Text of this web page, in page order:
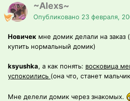
~Alexs~
Опубликовано 23 февраля,
Новичек мне домик делали на заказ
купить нормальный домик)
ksyushka, а как понять: восковица
успокоились (она что, станет
Мне делели домик через знакомых.